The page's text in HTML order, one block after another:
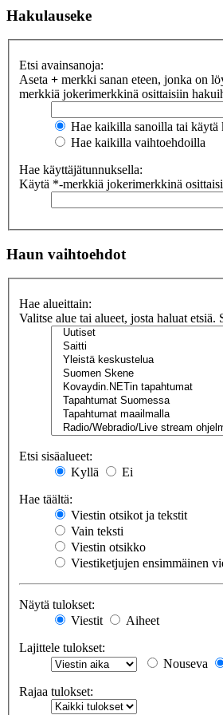
Hakulauseke
Etsi avainsanoja:
Aseta + merkki sanan eteen, jonka on
merkkiä jokerimerkkinä osittaisiin
Hae kaikilla sanoilla tai käytä
Hae kaikilla vaihtoehdoilla
Hae käyttäjätunnuksella:
Käytä *-merkkiä jokerimerkkinä
Haun vaihtoehdot
Hae alueittain:
Valitse alue tai alueet, josta haluat etsiä.
Etsi sisäalueet:
Kyllä
Ei
Hae täältä:
Viestin otsikot ja tekstit
Vain teksti
Viestin otsikko
Viestiketjujen ensimmäinen
Näytä tulokset:
Viestit
Aiheet
Lajittele tulokset:
Nouseva
Rajaa tulokset: